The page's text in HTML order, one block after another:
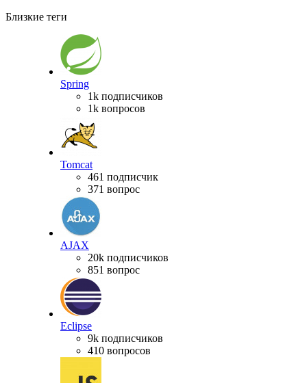
Близкие теги
Spring
1k подписчиков
1k вопросов
Tomcat
461 подписчик
371 вопрос
AJAX
20k подписчиков
851 вопрос
Eclipse
9k подписчиков
410 вопросов